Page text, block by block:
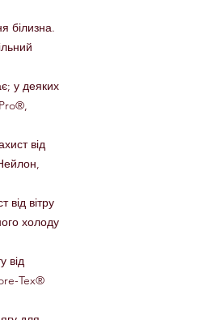
білизна.
у деяких
від
вітру
холоду
від
Tex®